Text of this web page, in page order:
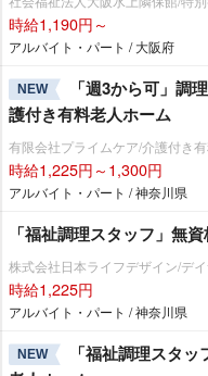
時給1,190円～
アルバイト・パート / 大阪府
NEW
「週3から可」調
護付き有料老人ホーム
有限会社プライムケア/介護付き
時給1,225円～1,300円
アルバイト・パート / 神奈川県
「福祉調理スタッフ」無
株式会社日本ライフデザイン/デ
時給1,225円
アルバイト・パート / 神奈川県
NEW
「福祉調理スタ